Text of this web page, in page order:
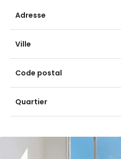
Adresse
Ville
Code postal
Quartier